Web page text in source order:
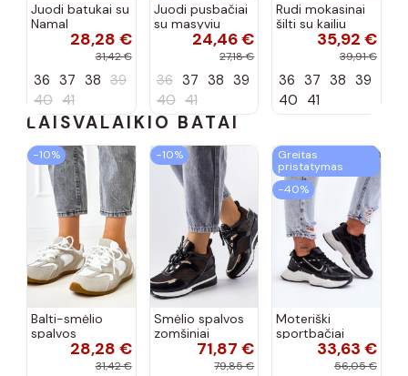
Juodi batukai su
Namal
dekoracija28,28 €
31,42 €
36 37 38 39
40 41
Juodi pusbačiai
su masyviu
padu Teska24,46 €
27,18 €
36 37 38 39
40 41
Rudi mokasinai
šilti su kailiu
35,92 €
39,91 €
36 37 38 39
40 41
LAISVALAIKIO BATAI
−10%
Balti-smėlio
spalvos
sportiniai28,28 €
31,42 €
−10%
Smėlio spalvos
zomšiniai
sportiniai
bateliai, „Karino"
71,87 €
79,85 €
Greitas
pristatymas
−40%
Moteriški
sportbačiai
juodos spalvos
33,63 €
56,05 €